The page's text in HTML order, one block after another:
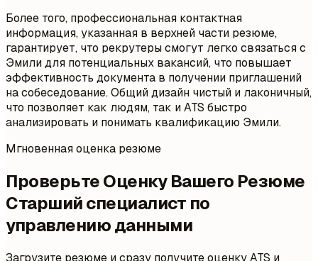
Более того, профессиональная контактная
информация, указанная в верхней части резюме,
гарантирует, что рекрутеры смогут легко связаться с
Эмили для потенциальных вакансий, что повышает
эффективность документа в получении приглашений
на собеседование. Общий дизайн чистый и лаконичный,
что позволяет как людям, так и ATS быстро
анализировать и понимать квалификацию Эмили.
Мгновенная оценка резюме
Проверьте Оценку Вашего Резюме
Старший специалист по
управлению данными
Загрузите резюме и сразу получите оценку ATS и